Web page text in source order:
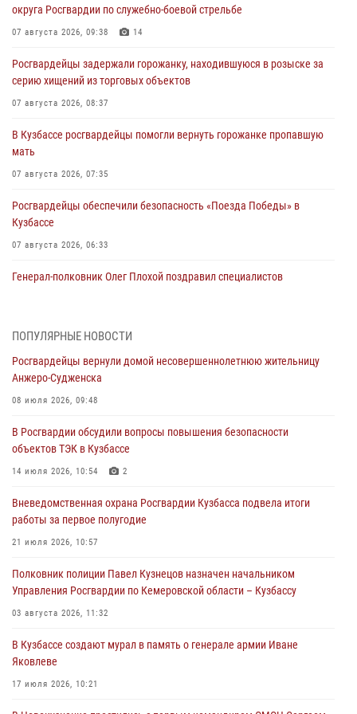
округа Росгвардии по служебно-боевой стрельбе
07 августа 2026, 09:38 14
Росгвардейцы задержали горожанку, находившуюся в розыске за
серию хищений из торговых объектов
07 августа 2026, 08:37
В Кузбассе росгвардейцы помогли вернуть горожанке пропавшую
мать
07 августа 2026, 07:35
Росгвардейцы обеспечили безопасность «Поезда Победы» в
Кузбассе
07 августа 2026, 06:33
Генерал-полковник Олег Плохой поздравил специалистов
07 августа 2026, 05:32
С 1 сентября 2026 года вступает в силу новый федеральный закон о
частной охранной деятельности
06 августа 2026, 10:19
Росгвардейцы задержали предполагаемого виновника причинения
ножевого ранения кемеровчанину
06 августа 2026, 09:18
Росгвардейцы задержали мужчину, повредившего имущество
горожанки
06 августа 2026, 08:17
Росгвардейцы пресекли противоправные действия и защитили
новокузнечанку от агрессивного знакомого
06 августа 2026, 07:16
ПОПУЛЯРНЫЕ НОВОСТИ
Росгвардейцы вернули домой несовершеннолетнюю жительницу
Анжеро-Судженска
08 июля 2026, 09:48
В Росгвардии обсудили вопросы повышения безопасности
объектов ТЭК в Кузбассе
14 июля 2026, 10:54 2
Вневедомственная охрана Росгвардии Кузбасса подвела итоги
работы за первое полугодие
21 июля 2026, 10:57
Полковник полиции Павел Кузнецов назначен начальником
Управления Росгвардии по Кемеровской области – Кузбассу
03 августа 2026, 11:32
В Кузбассе создают мурал в память о генерале армии Иване
Яковлеве
17 июля 2026, 10:21